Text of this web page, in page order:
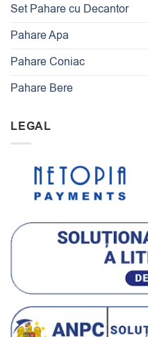
Set Pahare cu Decantor
Pahare Apa
Pahare Coniac
Pahare Bere
LEGAL